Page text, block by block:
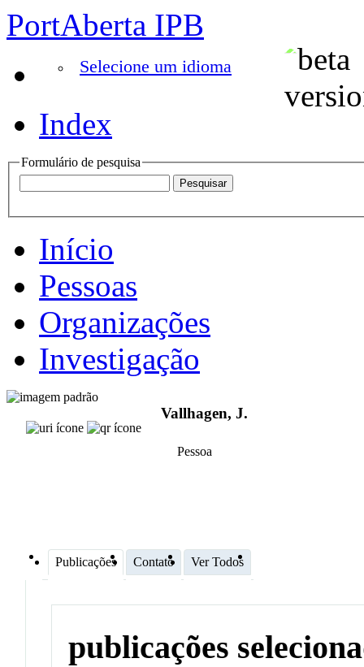
PortAberta IPB
Selecione um idioma
Index
Formulário de pesquisa
Início
Pessoas
Organizações
Investigação
Vallhagen, J.
Pessoa
Publicações Contato Ver Todos
publicações